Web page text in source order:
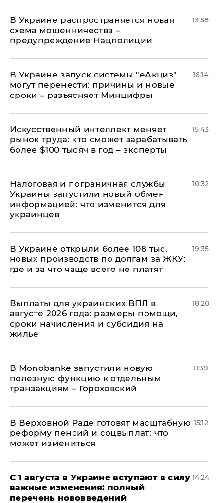
В Украине распространяется новая
схема мошенничества –
предупреждение Нацполиции
13:58
В Украине запуск системы "еАкциз"
могут перенести: причины и новые
сроки – разъясняет Минцифры
16:14
Искусственный интеллект меняет
рынок труда: кто сможет зарабатывать
более $100 тысяч в год – эксперты
15:43
Налоговая и пограничная службы
Украины запустили новый обмен
информацией: что изменится для
украинцев
10:32
В Украине открыли более 108 тыс.
новых производств по долгам за ЖКУ:
где и за что чаще всего не платят
19:35
Выплаты для украинских ВПЛ в
августе 2026 года: размеры помощи,
сроки начисления и субсидия на
жилье
18:20
В Мonobankе запустили новую
полезную функцию к отдельным
транзакциям – Гороховский
11:39
В Верховной Раде готовят масштабную
реформу пенсий и соцвыплат: что
может измениться
15:12
С 1 августа в Украине вступают в силу
важные изменения: полный
перечень нововведений
14:24